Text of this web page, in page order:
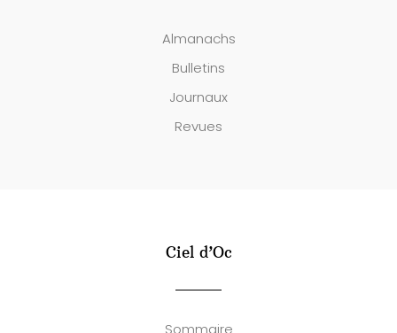
Almanachs
Bulletins
Journaux
Revues
Ciel d’Oc
Sommaire